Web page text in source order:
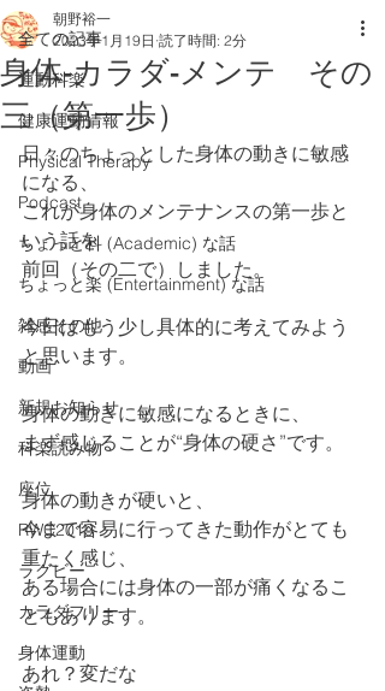
全ての記事
運動科楽
健康運動情報
Physical Therapy
Podcast
ちょっと科 (Academic) な話
ちょっと楽 (Entertainment) な話
雑感その他
動画
新規お知らせ
科楽読み物
座位
RWC2019
ラグビー
カラダフリー
身体運動
身体-カラダ-メンテ その
三（第一歩）
朝野裕一
2023年1月19日 読了時間: 2分
日々のちょっとした身体の動きに敏感
になる、
これが身体のメンテナンスの第一歩と
いう話を
前回（その二で）しました。
今日はもう少し具体的に考えてみよう
と思います。
身体の動きに敏感になるときに、
まず感じることが“身体の硬さ”です。
身体の動きが硬いと、
今まで容易に行ってきた動作がとても
重たく感じ、
ある場合には身体の一部が痛くなるこ
ともあります。
あれ？変だな